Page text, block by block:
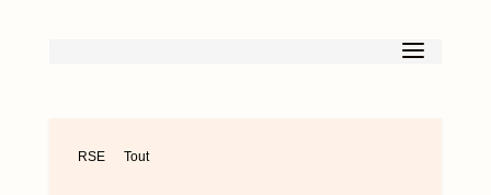
RSE Tout